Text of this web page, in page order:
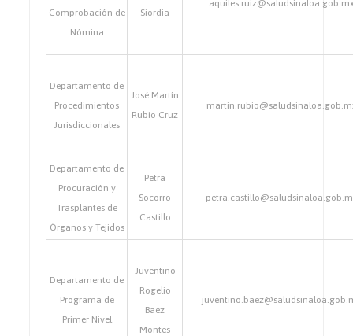
Comprobación de
Nómina
Siordia
Departamento de
Procedimientos
Jurisdiccionales
José Martín
Rubio Cruz
Departamento de
Procuración y
Trasplantes de
Órganos y Tejidos
Petra
Socorro
Castillo
Departamento de
Programa de
Primer Nivel
Juventino
Rogelio
Baez
Montes